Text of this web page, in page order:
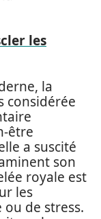
les
la
considérée
être
a suscité
son
royale est
les
de stress.